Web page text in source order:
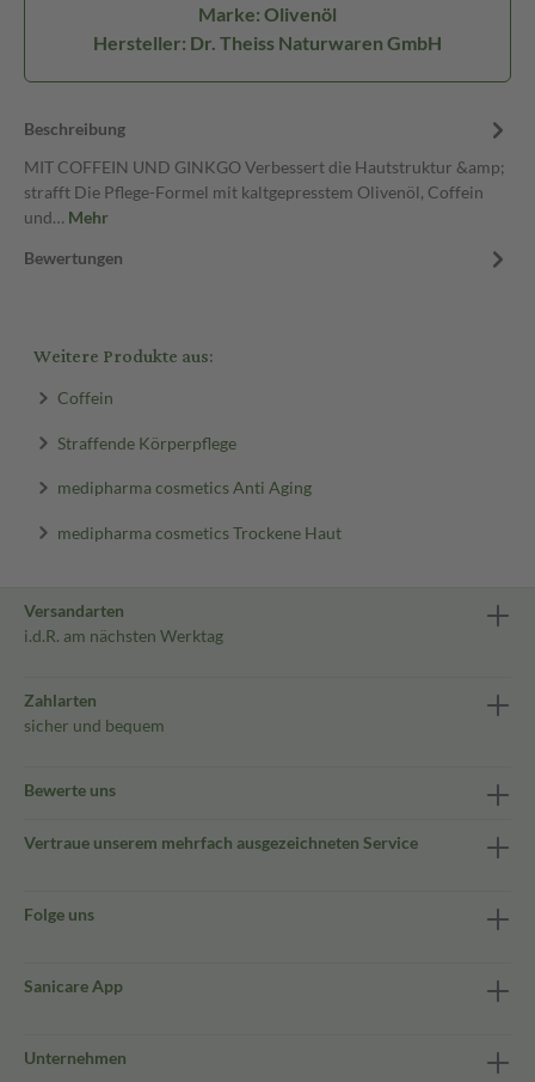
Marke: Olivenöl
Hersteller: Dr. Theiss Naturwaren GmbH
Beschreibung
MIT COFFEIN UND GINKGO Verbessert die Hautstruktur &amp;
strafft Die Pflege-Formel mit kaltgepresstem Olivenöl, Coffein
und… Mehr
Bewertungen
Weitere Produkte aus:
Coffein
Straffende Körperpflege
medipharma cosmetics Anti Aging
medipharma cosmetics Trockene Haut
Versandarten
i.d.R. am nächsten Werktag
Zahlarten
sicher und bequem
Bewerte uns
Vertraue unserem mehrfach ausgezeichneten Service
Folge uns
Sanicare App
Unternehmen